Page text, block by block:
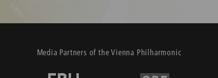
Media Partners of the Vienna Philharmonic